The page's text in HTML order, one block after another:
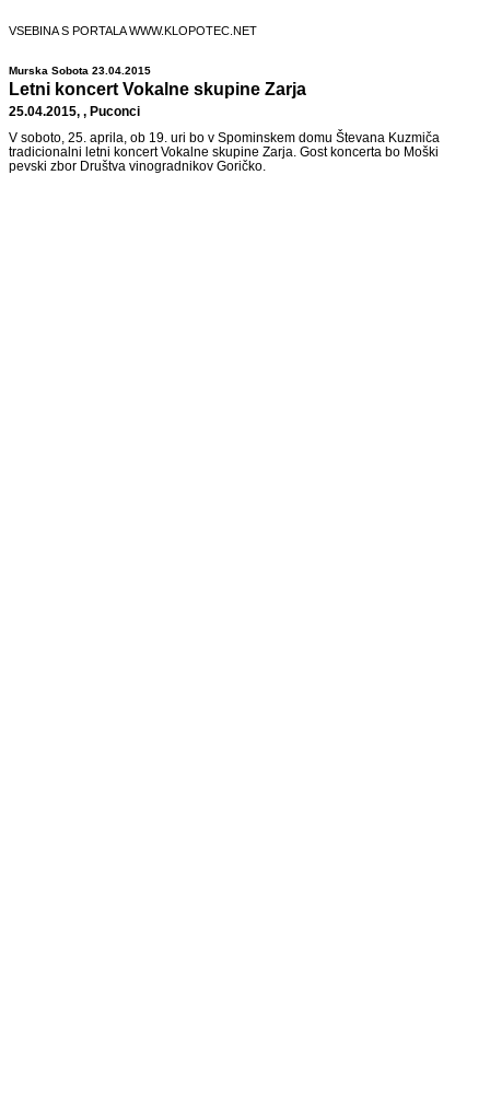
VSEBINA S PORTALA WWW.KLOPOTEC.NET
Murska Sobota 23.04.2015
Letni koncert Vokalne skupine Zarja
25.04.2015, , Puconci
V soboto, 25. aprila, ob 19. uri bo v Spominskem domu Števana Kuzmiča
tradicionalni letni koncert Vokalne skupine Zarja. Gost koncerta bo Moški
pevski zbor Društva vinogradnikov Goričko.